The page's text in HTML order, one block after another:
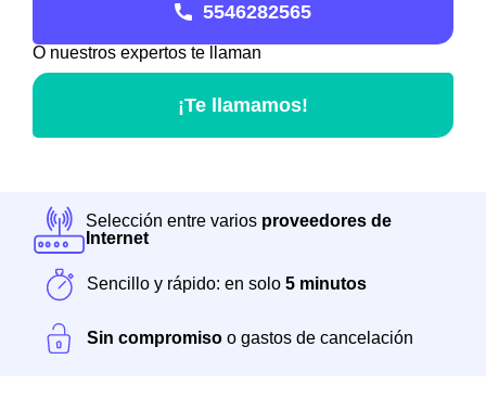
5546282565
O nuestros expertos te llaman
¡Te llamamos!
Selección entre varios proveedores de
Internet
Sencillo y rápido: en solo 5 minutos
Sin compromiso o gastos de cancelación